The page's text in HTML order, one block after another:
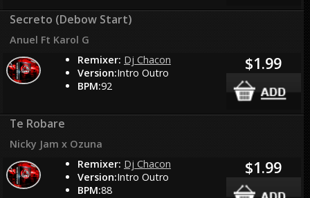
Secreto (Debow Start)
Anuel Ft Karol G
Remixer: Dj Chacon
Version:Intro Outro
BPM:92
$1.99
Te Robare
Nicky Jam x Ozuna
Remixer: Dj Chacon
Version:Intro Outro
BPM:88
$1.99